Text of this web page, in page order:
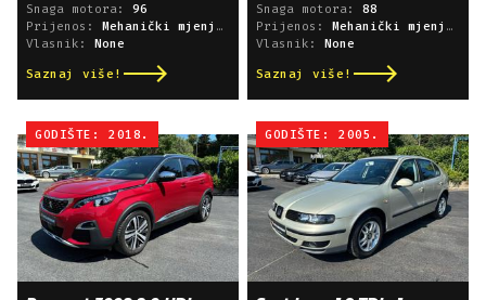
Snaga motora: 96
Prijenos: Mehanički mjenjač
Vlasnik: None
Saznaj više!
Snaga motora: 88
Prijenos: Mehanički mjenjač
Vlasnik: None
Saznaj više!
GODIŠTE: 2018. GODIŠTE: 2005.